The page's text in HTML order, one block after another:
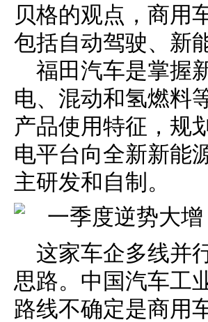
贝格的观点，商用
包括自动驾驶、新
福田汽车是掌握
电、混动和氢燃料
产品使用特征，规
电平台向全新新能
主研发和自制。
这家车企多线并
思路。中国汽车工
路线不确定是商用